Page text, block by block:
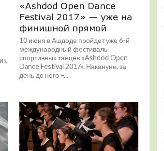
«Ashdod Open Dance
Festival 2017» — уже на
финишной прямой
10 июня в Ашдоде пройдет уже 6-й
международный фестиваль
спортивных танцев «Ashdod Open
Dance Festival 2017». Накануне, за
день до него –...